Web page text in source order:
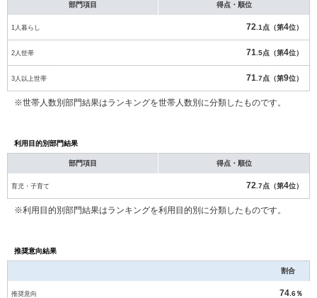
部門項目 得点・順位
1人暮らし 72 .1点（第4位）
2人世帯 71 .5点（第4位）
3人以上世帯 71 .7点（第9位）
※世帯人数別部門結果はランキングを世帯人数別に分類したものです。
利用目的別部門結果
部門項目 得点・順位
育児・子育て 72 .7点（第4位）
※利用目的別部門結果はランキングを利用目的別に分類したものです。
推奨意向結果
割合
推奨意向 74 .6％